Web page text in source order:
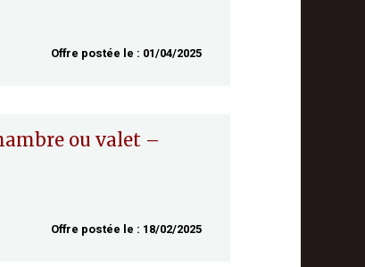
Offre postée le : 01/04/2025
Offre postée le : 18/02/2025